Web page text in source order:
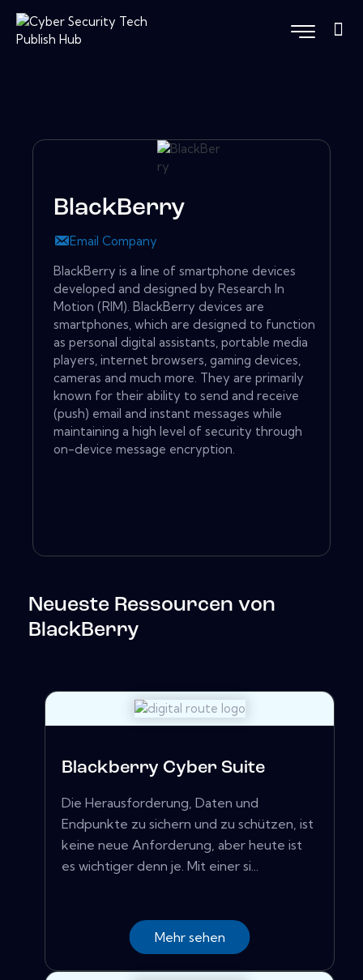
BlackBerry
Email Company
BlackBerry is a line of smartphone devices
developed and designed by Research In
Motion (RIM). BlackBerry devices are
smartphones, which are designed to function
as personal digital assistants, portable media
players, internet browsers, gaming devices,
cameras and much more. They are primarily
known for their ability to send and receive
(push) email and instant messages while
maintaining a high level of security through
on-device message encryption.
Neueste Ressourcen von
BlackBerry
Blackberry Cyber ​​Suite
Die Herausforderung, Daten und
Endpunkte zu sichern und zu schützen, ist
keine neue Anforderung, aber heute ist
es wichtiger denn je. Mit einer si...
Mehr sehen